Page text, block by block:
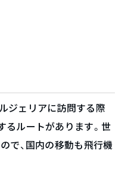
ジェリアに訪問する際
るルートがあります。世
で、国内の移動も飛行機